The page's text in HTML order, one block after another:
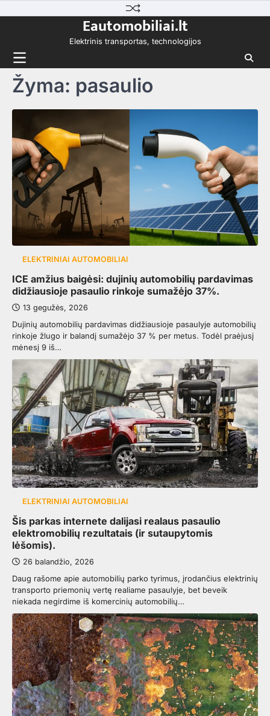
Eautomobiliai.lt
Elektrinis transportas, technologijos
Žyma: pasaulio
ELEKTRINIAI AUTOMOBILIAI
ICE amžius baigėsi: dujinių automobilių pardavimas
didžiausioje pasaulio rinkoje sumažėjo 37%.
13 gegužės, 2026
Dujinių automobilių pardavimas didžiausioje pasaulyje automobilių
rinkoje žlugo ir balandį sumažėjo 37 % per metus. Todėl praėjusį
mėnesį 9 iš…
ELEKTRINIAI AUTOMOBILIAI
Šis parkas internete dalijasi realaus pasaulio
elektromobilių rezultatais (ir sutaupytomis
lėšomis).
26 balandžio, 2026
Daug rašome apie automobilių parko tyrimus, įrodančius elektrinių
transporto priemonių vertę realiame pasaulyje, bet beveik
niekada negirdime iš komercinių automobilių…